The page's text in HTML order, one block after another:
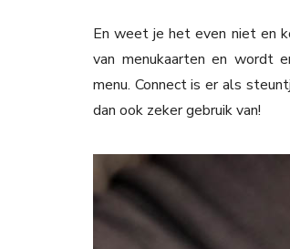
En weet je het even niet en
van menukaarten en wordt
menu. Connect is er als
dan ook zeker gebruik van!